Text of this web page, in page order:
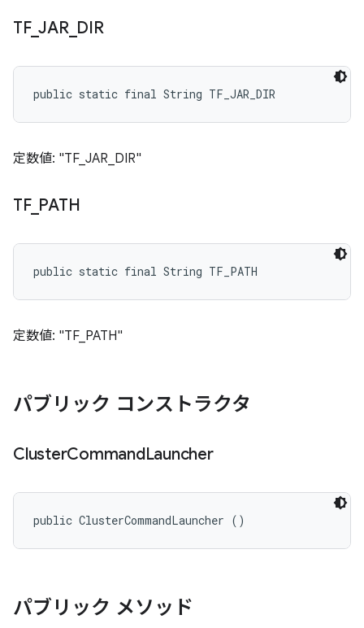
TF_JAR_ DIR
public static final String TF_JAR_DIR
定数値: "TF_JAR_DIR"
TF_ PATH
public static final String TF_PATH
定数値: "TF_PATH"
パブリック コンストラクタ
ClusterCommandLauncher
public ClusterCommandLauncher ()
パブリック メソッド